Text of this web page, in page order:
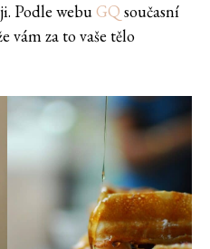
Podle webuGQ současní
vám za to vaše tělo